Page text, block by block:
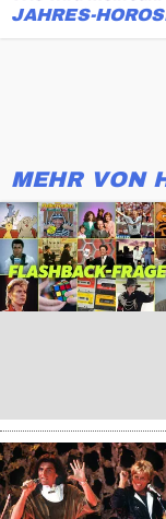
JAHRES-
MEHR VON